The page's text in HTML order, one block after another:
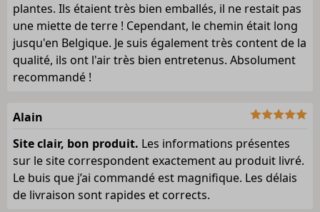
plantes. Ils étaient très bien emballés, il ne restait pas
une miette de terre ! Cependant, le chemin était long
jusqu'en Belgique. Je suis également très content de la
qualité, ils ont l'air très bien entretenus. Absolument
recommandé !
Alain
Site clair, bon produit. Les informations présentes
sur le site correspondent exactement au produit livré.
Le buis que j’ai commandé est magnifique. Les délais
de livraison sont rapides et corrects.